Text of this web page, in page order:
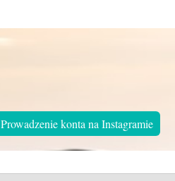
Prowadzenie konta na Instagramie